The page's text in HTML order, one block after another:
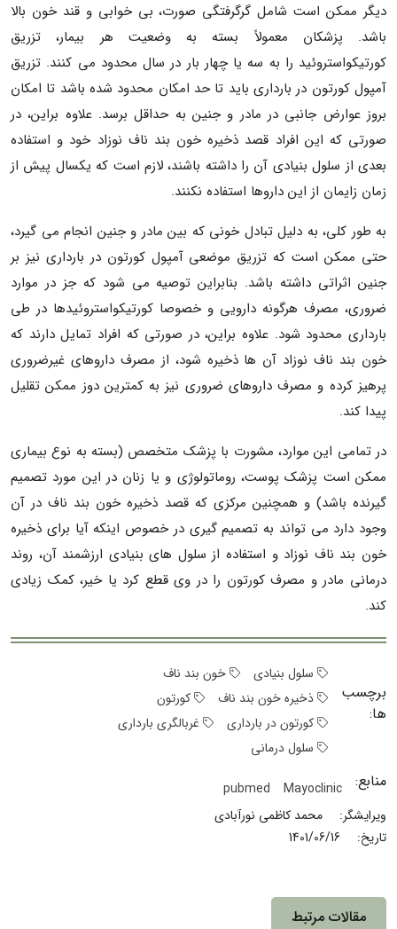
دیگر ممکن است شامل گرگرفتگی صورت، بی خوابی و قند خون بالا
باشد. پزشکان معمولاً بسته به وضعیت هر بیمار، تزریق
کورتیکواستروئید را به سه یا چهار بار در سال محدود می کنند. تزریق
آمپول کورتون در بارداری باید تا حد امکان محدود شده باشد تا امکان
بروز عوارض جانبی در مادر و جنین به حداقل برسد. علاوه براین، در
صورتی که این افراد قصد ذخیره خون بند ناف نوزاد خود و استفاده
بعدی از سلول بنیادی آن را داشته باشند، لازم است که یکسال پیش از
زمان زایمان از این داروها استفاده نکنند.
به طور کلی، به دلیل تبادل خونی که بین مادر و جنین انجام می گیرد،
حتی ممکن است که تزریق موضعی آمپول کورتون در بارداری نیز بر
جنین اثراتی داشته باشد. بنابراین توصیه می شود که جز در موارد
ضروری، مصرف هرگونه دارویی و خصوصا کورتیکواستروئیدها در طی
بارداری محدود شود. علاوه براین، در صورتی که افراد تمایل دارند که
خون بند ناف نوزاد آن ها ذخیره شود، از مصرف داروهای غیرضروری
پرهیز کرده و مصرف داروهای ضروری نیز به کمترین دوز ممکن تقلیل
پیدا کند.
در تمامی این موارد، مشورت با پزشک متخصص (بسته به نوع بیماری
ممکن است پزشک پوست، روماتولوژی و یا زنان در این مورد تصمیم
گیرنده باشد) و همچنین مرکزی که قصد ذخیره خون بند ناف در آن
وجود دارد می تواند به تصمیم گیری در خصوص اینکه آیا برای ذخیره
خون بند ناف نوزاد و استفاده از سلول های بنیادی ارزشمند آن، روند
درمانی مادر و مصرف کورتون را در وی قطع کرد یا خیر، کمک زیادی
کند.
برچسب
ها:
سلول بنیادی
خون بند ناف
ذخیره خون بند ناف
کورتون
کورتون در بارداری
غربالگری بارداری
سلول درمانی
منابع: Mayoclinic
pubmed
ویرایشگر:
محمد کاظمی نورآبادی
تاریخ:
1401/06/16
مقالات مرتبط